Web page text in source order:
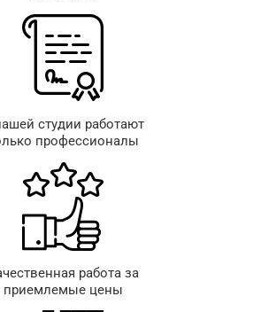
студии работают
профессионалы
работа за
приемлемые цены